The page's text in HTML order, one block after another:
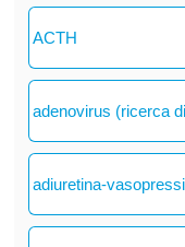
ACTH
adenovirus (ricerca
adiuretina-